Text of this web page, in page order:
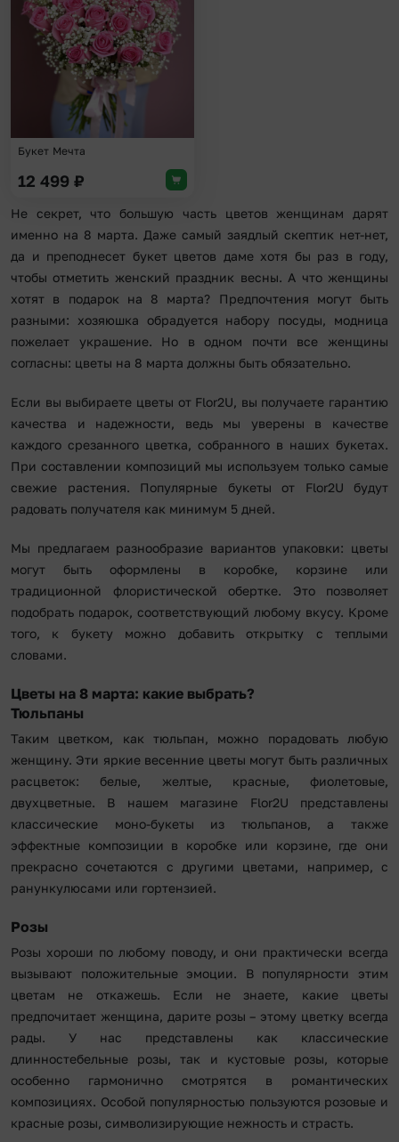
Букет Мечта
12 499 ₽
Не секрет, что большую часть цветов женщинам дарят
именно на 8 марта. Даже самый заядлый скептик нет-нет,
да и преподнесет букет цветов даме хотя бы раз в году,
чтобы отметить женский праздник весны. А что женщины
хотят в подарок на 8 марта? Предпочтения могут быть
разными: хозяюшка обрадуется набору посуды, модница
пожелает украшение. Но в одном почти все женщины
согласны: цветы на 8 марта должны быть обязательно.
Если вы выбираете цветы от Flor2U, вы получаете гарантию
качества и надежности, ведь мы уверены в качестве
каждого срезанного цветка, собранного в наших букетах.
При составлении композиций мы используем только самые
свежие растения. Популярные букеты от Flor2U будут
радовать получателя как минимум 5 дней.
Мы предлагаем разнообразие вариантов упаковки: цветы
могут быть оформлены в коробке, корзине или
традиционной флористической обертке. Это позволяет
подобрать подарок, соответствующий любому вкусу. Кроме
того, к букету можно добавить открытку с теплыми
словами.
Цветы на 8 марта: какие выбрать?
Тюльпаны
Таким цветком, как тюльпан, можно порадовать любую
женщину. Эти яркие весенние цветы могут быть различных
расцветок: белые, желтые, красные, фиолетовые,
двухцветные. В нашем магазине Flor2U представлены
классические моно-букеты из тюльпанов, а также
эффектные композиции в коробке или корзине, где они
прекрасно сочетаются с другими цветами, например, с
ранункулюсами или гортензией.
Розы
Розы хороши по любому поводу, и они практически всегда
вызывают положительные эмоции. В популярности этим
цветам не откажешь. Если не знаете, какие цветы
предпочитает женщина, дарите розы – этому цветку всегда
рады. У нас представлены как классические
длинностебельные розы, так и кустовые розы, которые
особенно гармонично смотрятся в романтических
композициях. Особой популярностью пользуются розовые и
красные розы, символизирующие нежность и страсть.